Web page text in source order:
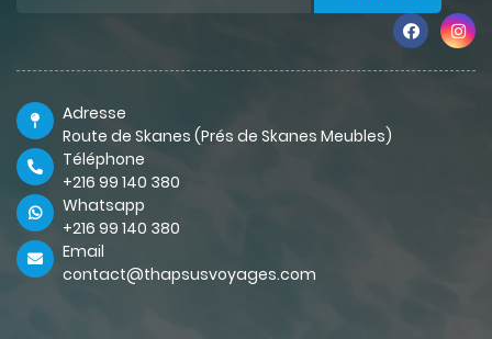
Adresse
Route de Skanes (Prés de Skanes Meubles)
Téléphone
+216 99 140 380
Whatsapp
+216 99 140 380
Email
contact@thapsusvoyages.com